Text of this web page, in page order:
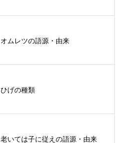
オムレツの語源・由来
ひげの種類
老いては子に従えの語源・由来